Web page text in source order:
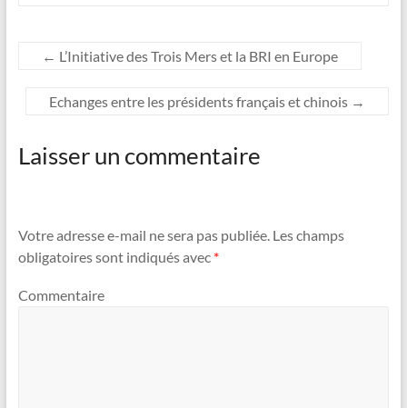
← L’Initiative des Trois Mers et la BRI en Europe
Echanges entre les présidents français et chinois →
Laisser un commentaire
Votre adresse e-mail ne sera pas publiée.Les champs
obligatoires sont indiqués avec *
Commentaire